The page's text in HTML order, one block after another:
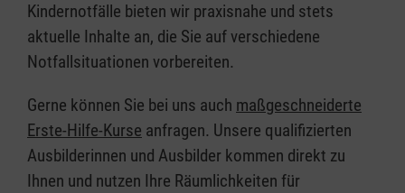
Kindernotfälle bieten wir praxisnahe und stets
aktuelle Inhalte an, die Sie auf verschiedene
Notfallsituationen vorbereiten.
Gerne können Sie bei uns auch maßgeschneiderte
Erste-Hilfe-Kurse anfragen. Unsere qualifizierten
Ausbilderinnen und Ausbilder kommen direkt zu
Ihnen und nutzen Ihre Räumlichkeiten für